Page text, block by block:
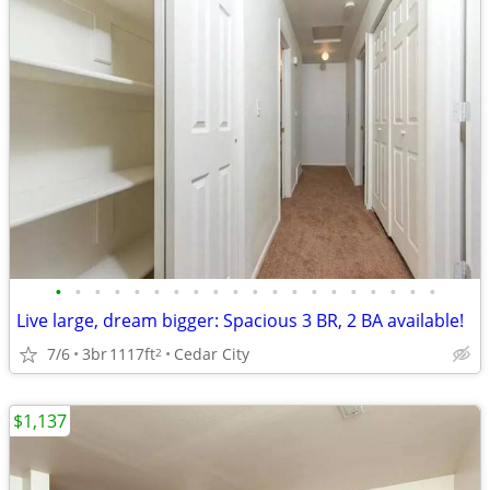
• • • • • • • • • • • • • • • • • • • •
Live large, dream bigger: Spacious 3 BR, 2 BA available!
7/6 3br1117ft2 Cedar City
$1,137